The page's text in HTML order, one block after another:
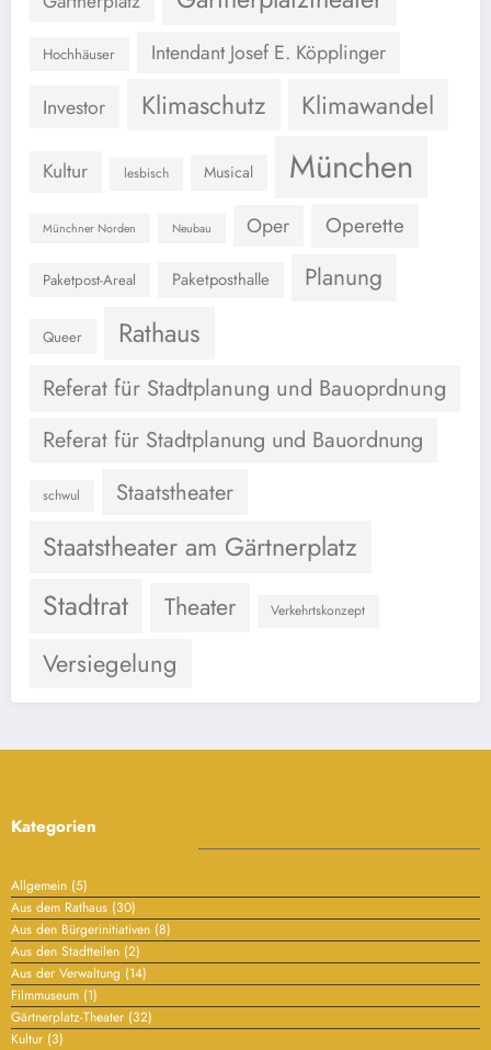
Hochhäuser
Intendant Josef E. Köpplinger
Investor
Klimaschutz Klimawandel
Kultur lesbisch Musical München
Münchner Norden Neubau Oper Operette
Paketpost-Areal Paketposthalle Planung
Queer Rathaus
Referat für Stadtplanung und Bauoprdnung
Referat für Stadtplanung und Bauordnung
schwul Staatstheater
Staatstheater am Gärtnerplatz
Stadtrat Theater Verkehrtskonzept
Versiegelung
Kategorien
Allgemein (5)
Aus dem Rathaus (30)
Aus den Bürgerinitiativen (8)
Aus den Stadtteilen (2)
Aus der Verwaltung (14)
Filmmuseum (1)
Gärtnerplatz-Theater (32)
Kultur (3)